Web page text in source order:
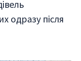
одразу після